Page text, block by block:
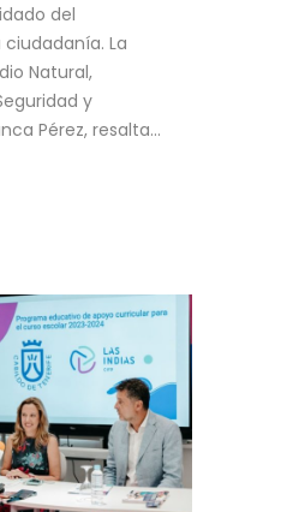
del
La
Natural,
y
Pérez, resalta...